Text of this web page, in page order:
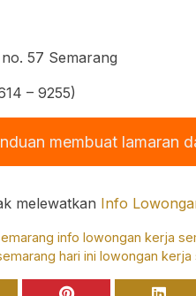
57 Semarang
– 9255)
membuat lamaran
melewatkan Info
info lowongan kerja
hari ini lowongan kerja